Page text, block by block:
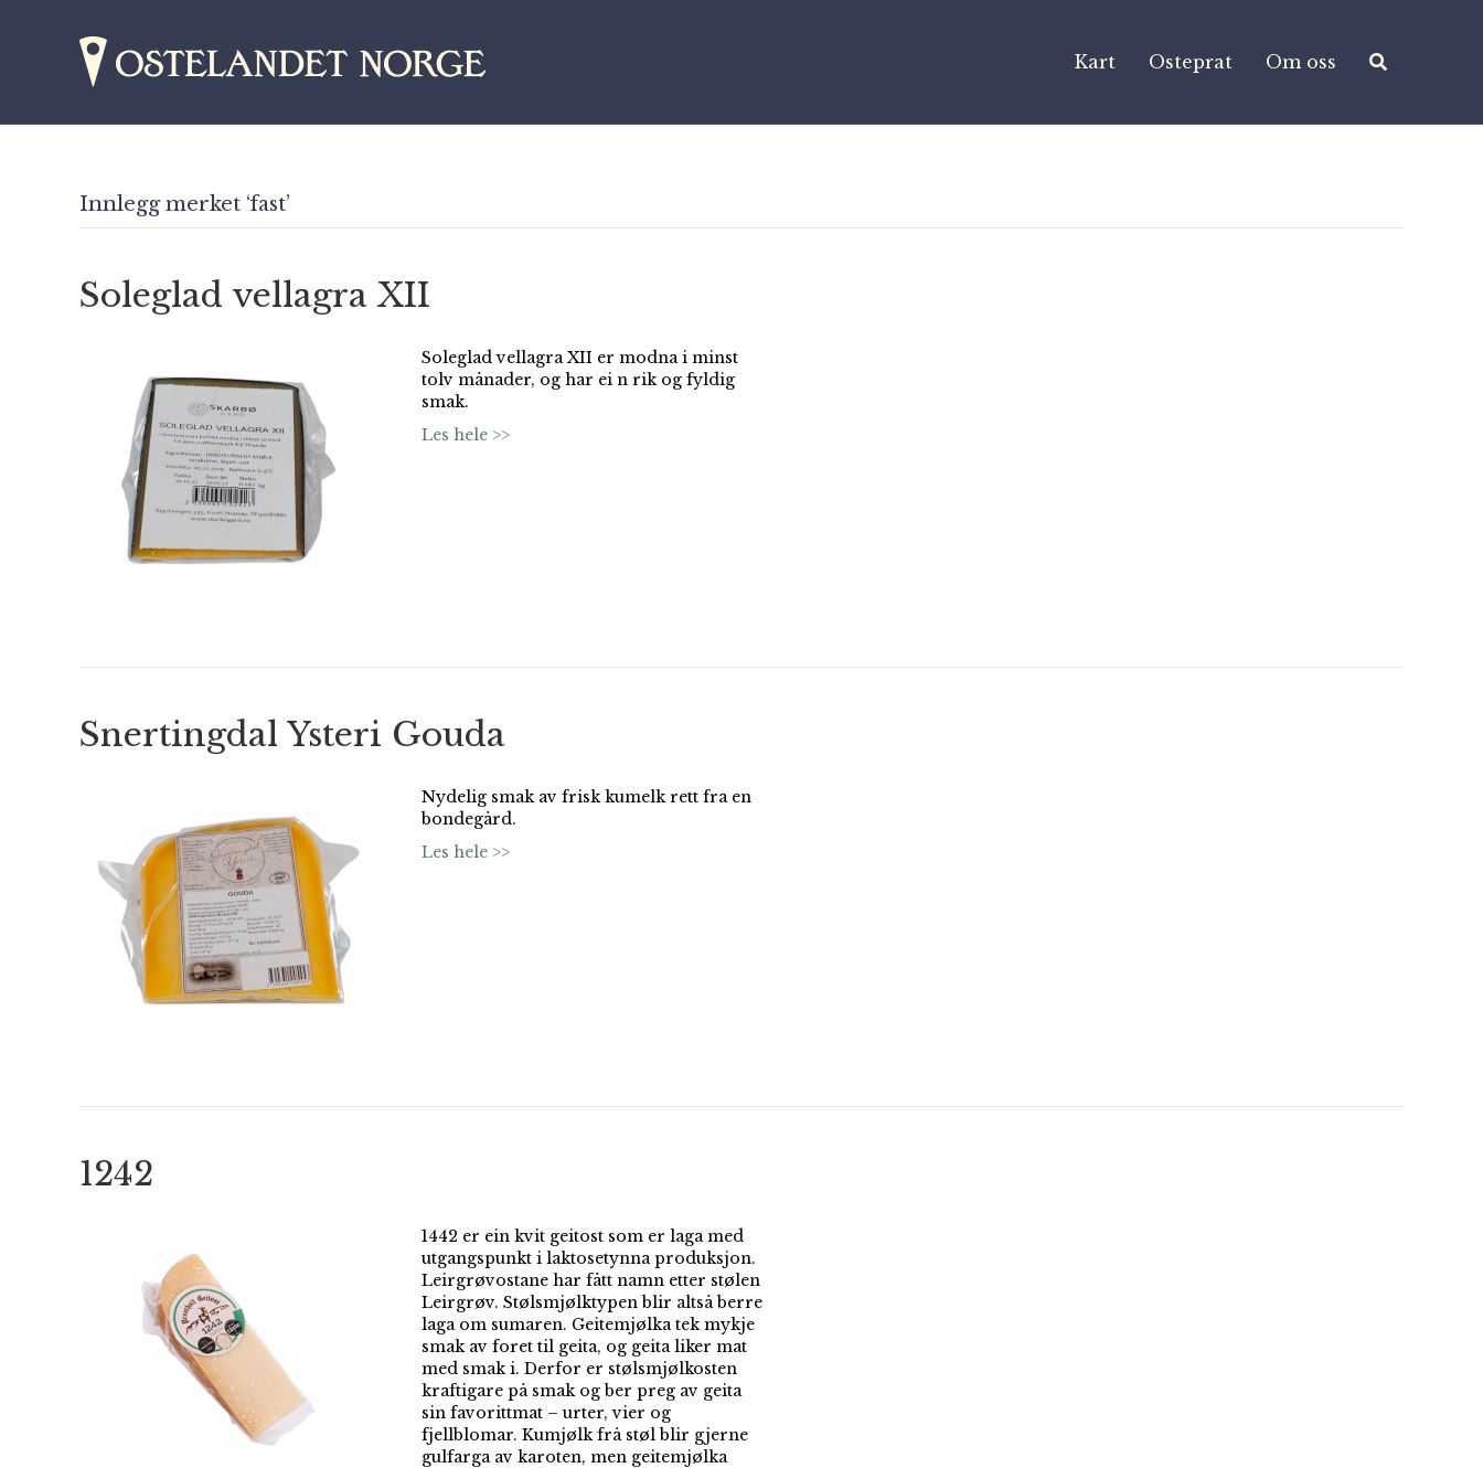
Kart Osteprat Om oss
Innlegg merket ‘fast’
Soleglad vellagra XII
Soleglad vellagra XII er modna i minst
tolv månader, og har ei n rik og fyldig
smak.
Les hele >>
Snertingdal Ysteri Gouda
Nydelig smak av frisk kumelk rett fra en
bondegård.
Les hele >>
1242
1442 er ein kvit geitost som er laga med
utgangspunkt i laktosetynna produksjon.
Leirgrøvostane har fått namn etter stølen
Leirgrøv. Stølsmjølktypen blir altså berre
laga om sumaren. Geitemjølka tek mykje
smak av foret til geita, og geita liker mat
med smak i. Derfor er stølsmjølkosten
kraftigare på smak og ber preg av geita
sin favorittmat – urter, vier og
fjellblomar. Kumjølk frå støl blir gjerne
gulfarga av karoten, men geitemjølka